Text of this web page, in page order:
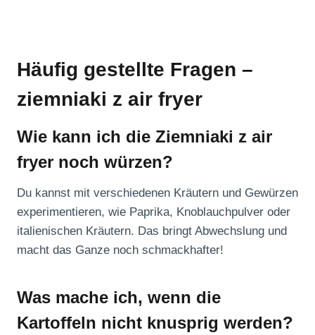
Häufig gestellte Fragen –
ziemniaki z air fryer
Wie kann ich die Ziemniaki z air
fryer noch würzen?
Du kannst mit verschiedenen Kräutern und Gewürzen
experimentieren, wie Paprika, Knoblauchpulver oder
italienischen Kräutern. Das bringt Abwechslung und
macht das Ganze noch schmackhafter!
Was mache ich, wenn die
Kartoffeln nicht knusprig werden?